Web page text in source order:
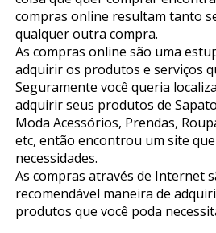
compras online resultam tanto
qualquer outra compra.
As compras online são uma
adquirir os produtos e serviços
Seguramente você queria
adquirir seus produtos de
Moda Acessórios, Prendas,
etc, então encontrou um site
necessidades.
As compras através de Internet
recomendável maneira de
produtos que você poda